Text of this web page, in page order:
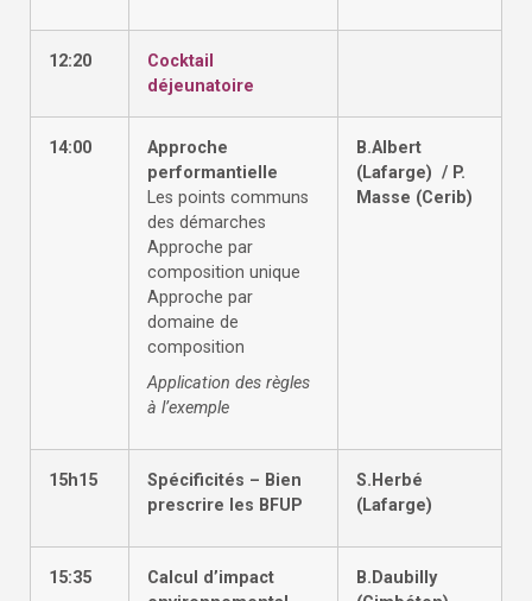
12:20
Cocktail
déjeunatoire
14:00
Approche
performantielle
Les points communs
des démarches
Approche par
composition unique
Approche par
domaine de
composition
Application des règles
à l’exemple
B.Albert
(Lafarge) / P.
Masse (Cerib)
15h15
Spécificités – Bien
prescrire les BFUP
S.Herbé
(Lafarge)
15:35
Calcul d’impact
B.Daubilly